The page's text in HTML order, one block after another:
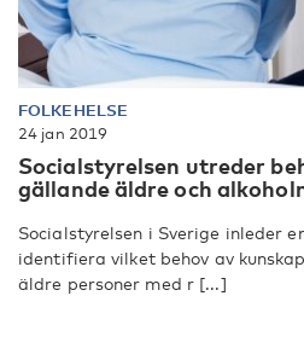
FOLKEHELSE
24 jan 2019
Socialstyrelsen utreder
gällande äldre och
Socialstyrelsen i Sverige inleder
identifiera vilket behov av
äldre personer med r [...]